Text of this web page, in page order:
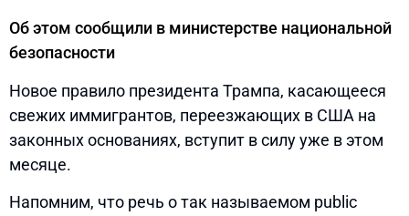
Об этом сообщили в министерстве национальной
безопасности
Новое правило президента Трампа, касающееся
свежих иммигрантов, переезжающих в США на
законных основаниях, вступит в силу уже в этом
месяце.
Напомним, что речь о так называемом public